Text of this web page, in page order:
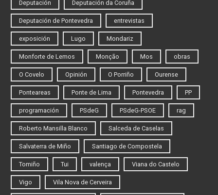
Deputación Deputación da Coruña
Deputación de Pontevedra entrevistas
exposición Lugo Mondariz
Monforte de Lemos Monção Mos obras
O Covelo Opinión O Porriño Ourense
Ponteareas Ponte de Lima Pontevedra PP
programación PSdeG PSdeG-PSOE rag
Roberto Mansilla Blanco Salceda de Caselas
Salvaterra de Miño Santiago de Compostela
Tomiño Tui valença Viana do Castelo
Vigo Vila Nova de Cerveira